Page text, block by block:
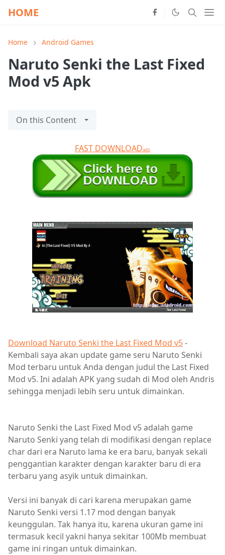
HOME
Home Android Games
Naruto Senki the Last Fixed
Mod v5 Apk
On this Content
FAST DOWNLOADads
Download Naruto Senki the Last Fixed Mod v5-
Kembali saya akan update game seru Naruto Senki
Mod terbaru untuk Anda dengan judul the Last Fixed
Mod v5. Ini adalah APK yang sudah di Mod oleh Andris
sehingga menjadi lebih seru untuk dimainkan.
Naruto Senki the Last Fixed Mod v5adalah game
Naruto Senki yang telah di modifikasi dengan replace
char dari era Naruto lama ke era baru, banyak sekali
penggantian karakter dengan karakter baru di era
terbaru yang asyik untuk dimainkan.
Versi ini banyak di cari karena merupakan game
Naruto Senki versi 1.17 mod dengan banyak
keunggulan. Tak hanya itu, karena ukuran game ini
termasuk kecil yakni hanya sekitar 100Mb membuat
game ini ringan untuk dimainkan.